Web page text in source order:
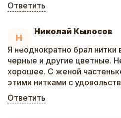
Ответить
Н
Николай Кылосов
Я неоднократно брал нитки
черные и другие цветные.
хорошее. С женой
этими нитками с
Ответить